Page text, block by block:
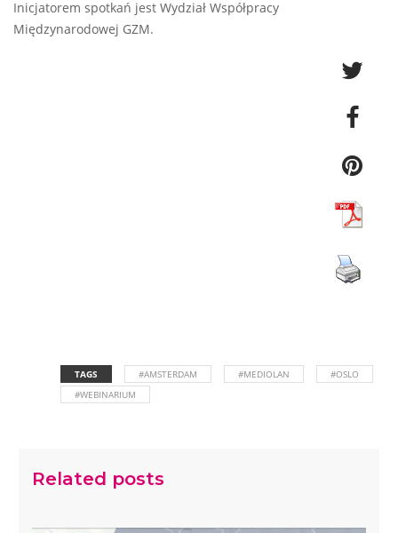
Inicjatorem spotkań jest Wydział Współpracy
Międzynarodowej GZM.
TAGS #AMSTERDAM #MEDIOLAN
#OSLO
#WEBINARIUM
Related posts